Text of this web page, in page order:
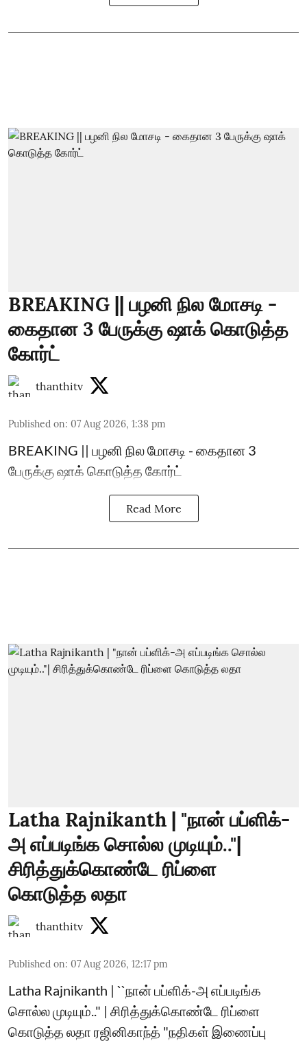
BREAKING || பழனி நில மோசடி -
கைதான 3 பேருக்கு ஷாக் கொடுத்த
கோர்ட்
thanthitv
Published on: 07 Aug 2026, 1:38 pm
BREAKING || பழனி நில மோசடி - கைதான 3
பேருக்கு ஷாக் கொடுத்த கோர்ட்
Read More
Latha Rajnikanth | "நான் பப்ளிக்-
அ எப்படிங்க சொல்ல முடியும்.."|
சிரித்துக்கொண்டே ரிப்ளை
கொடுத்த லதா
thanthitv
Published on: 07 Aug 2026, 12:17 pm
Latha Rajnikanth | ``நான் பப்ளிக்-அ எப்படிங்க
சொல்ல முடியும்.." | சிரித்துக்கொண்டே ரிப்ளை
கொடுத்த லதா ரஜினிகாந்த் "நதிகள் இணைப்பு